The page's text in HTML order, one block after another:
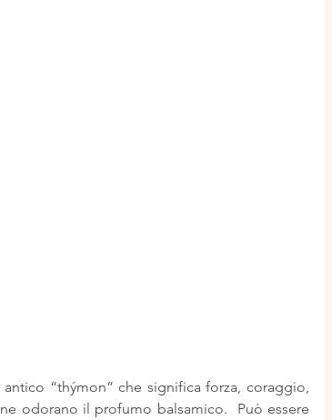
“thýmon” che significa forza, coraggio,
odorano il profumo balsamico.  Può essere